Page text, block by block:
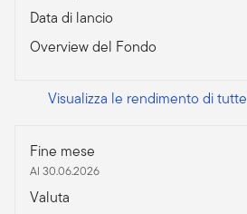
Data di lancio
Overview del Fondo
Visualizza le rendimento di
Fine mese
Al 30.06.2026
Valuta